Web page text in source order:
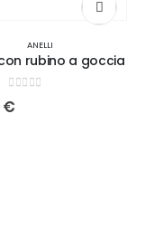
ANELLI
rubino a goccia
0
€